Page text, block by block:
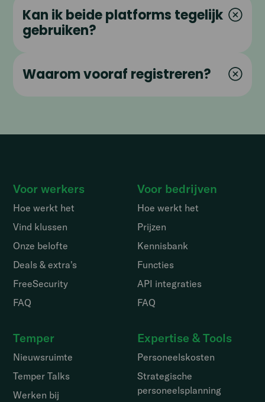
Kan ik beide platforms tegelijk
gebruiken?
Waarom vooraf registreren?
Voor werkers
Hoe werkt het
Vind klussen
Onze belofte
Deals & extra's
FreeSecurity
FAQ
Temper
Nieuwsruimte
Temper Talks
Werken bij
Voor bedrijven
Hoe werkt het
Prijzen
Kennisbank
Functies
API integraties
FAQ
Expertise & Tools
Personeelskosten
Strategische
personeelsplanning